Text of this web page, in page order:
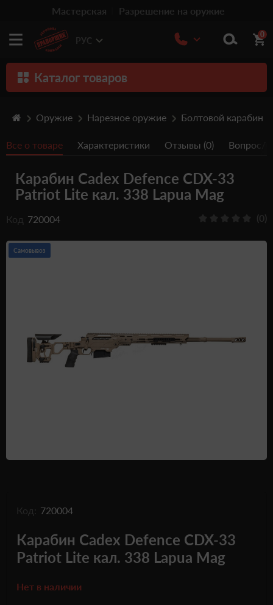
Мастерская Разрешение на оружие
РУС
0
Каталог товаров
Травматическое оружие
Пистолеты
Оптика
Тюнинг
Аксессуары
Подарочные Сертификати
Оружие Нарезное оружие Болтовой карабин
Все о товаре Характеристики Отзывы (0) Вопрос/
Карабин Cadex Defence CDX-33
Patriot Lite кал. 338 Lapua Mag
Код 720004 (0)
Самовывоз
Код: 720004
Карабин Cadex Defence CDX-33
Patriot Lite кал. 338 Lapua Mag
Нет в наличии